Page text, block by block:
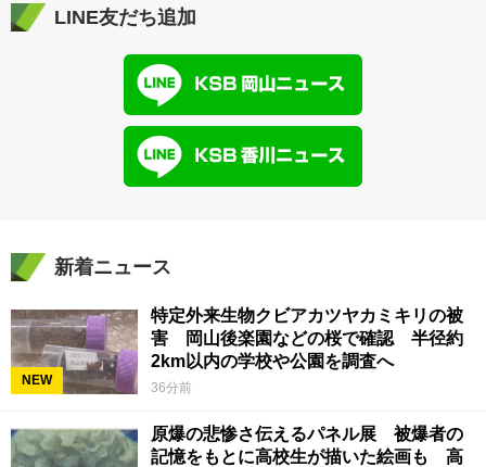
LINE友だち追加
新着ニュース
NEW
特定外来生物クビアカツヤカミキリの被
害 岡山後楽園などの桜で確認 半径約
2km以内の学校や公園を調査へ
36分前
原爆の悲惨さ伝えるパネル展 被爆者の
記憶をもとに高校生が描いた絵画も 高